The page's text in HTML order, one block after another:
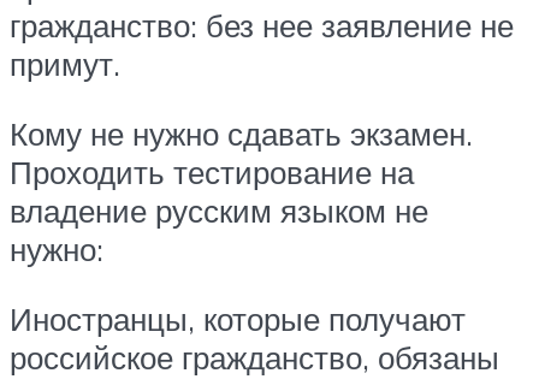
гражданство: без нее заявление не
примут.
Кому не нужно сдавать экзамен.
Проходить тестирование на
владение русским языком не
нужно:
Иностранцы, которые получают
российское гражданство, обязаны